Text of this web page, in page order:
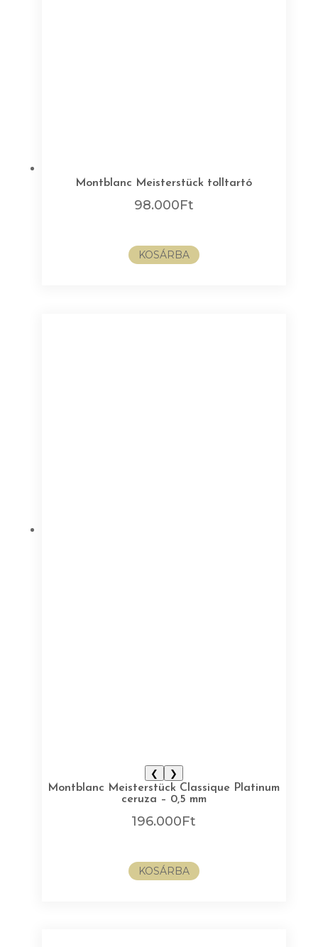
Montblanc Meisterstück tolltartó
98.000Ft
KOSÁRBA
❮
❯
Montblanc Meisterstück Classique Platinum
ceruza – 0,5 mm
196.000Ft
KOSÁRBA